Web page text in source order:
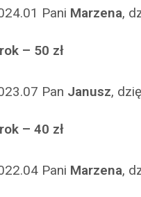
Pani Marzena,
– 50 zł
Pan Janusz,
– 40 zł
Pani Marzena,